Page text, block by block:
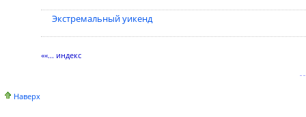
Экстремальный уикенд
««... индекс
Наверх